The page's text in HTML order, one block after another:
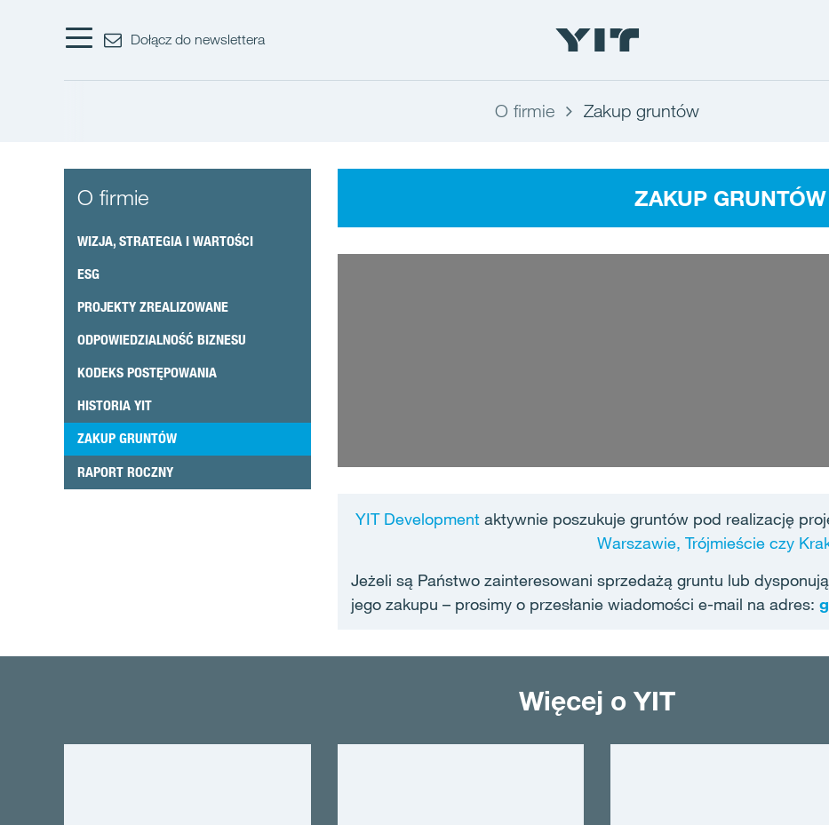
Dołącz do newslettera
O firmie Zakup gruntów
O firmie
WIZJA, STRATEGIA I WARTOŚCI
ESG
PROJEKTY ZREALIZOWANE
ODPOWIEDZIALNOŚĆ BIZNESU
KODEKS POSTĘPOWANIA
HISTORIA YIT
ZAKUP GRUNTÓW
RAPORT ROCZNY
ZAKUP GRUNTÓW
YIT Developmentaktywnie poszukuje gruntów pod realizację
Warszawie, Trójmieście czy
Jeżeli są Państwo zainteresowani sprzedażą gruntu lub
jego zakupu – prosimy o przesłanie wiadomości e-mail na adres:
Więcej o YIT